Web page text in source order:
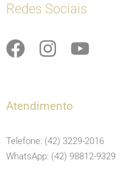
Redes Sociais
F
e
o
o
I
t
g
r
Y
b
e
Atendimento
Telefone: (42) 3229-2016
WhatsApp: (42) 98812-9329